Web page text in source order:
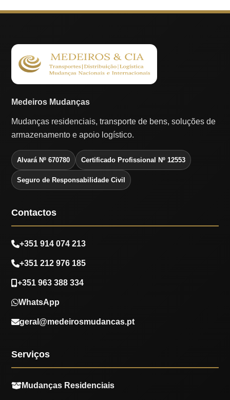
Medeiros Mudanças
Mudanças residenciais, transporte de bens, soluções de
armazenamento e apoio logístico.
Alvará Nº 670780 Certificado Profissional Nº 12553
Seguro de Responsabilidade Civil
Contactos
+351 914 074 213
+351 212 976 185
+351 963 388 334
WhatsApp
geral@medeirosmudancas.pt
Serviços
Mudanças Residenciais